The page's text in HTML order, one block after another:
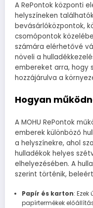
A RePontok központi
helyszíneken
bevásárlóközpontok,
csomópontok
számára elérhetővé
növeli a
embereket arra, hogy
hozzájárulva a
Hogyan
A MOHU RePontok
emberek különböző
a helyszínekre, ahol
hulladékok helyes
elhelyezésében. A
szerint történik,
Papír és karton:
papírtermékek